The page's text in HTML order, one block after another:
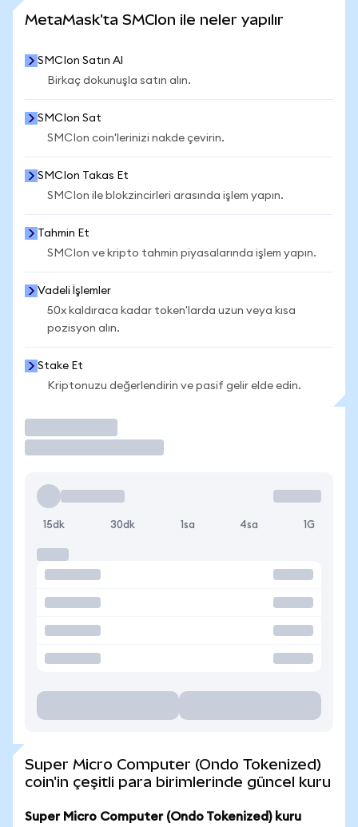
MetaMask'ta SMCIon ile neler yapılır
SMCIon Satın Al
Birkaç dokunuşla satın alın.
SMCIon Sat
SMCIon coin'lerinizi nakde çevirin.
SMCIon Takas Et
SMCIon ile blokzincirleri arasında işlem yapın.
Tahmin Et
SMCIon ve kripto tahmin piyasalarında işlem yapın.
Vadeli İşlemler
50x kaldıraca kadar token'larda uzun veya kısa
pozisyon alın.
Stake Et
Kriptonuzu değerlendirin ve pasif gelir elde edin.
15dk 30dk 1sa 4sa 1G
Super Micro Computer (Ondo Tokenized)
coin'in çeşitli para birimlerinde güncel kuru
Super Micro Computer (Ondo Tokenized) kuru